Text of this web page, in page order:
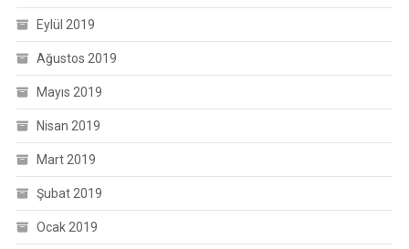
Eylül 2019
Ağustos 2019
Mayıs 2019
Nisan 2019
Mart 2019
Şubat 2019
Ocak 2019